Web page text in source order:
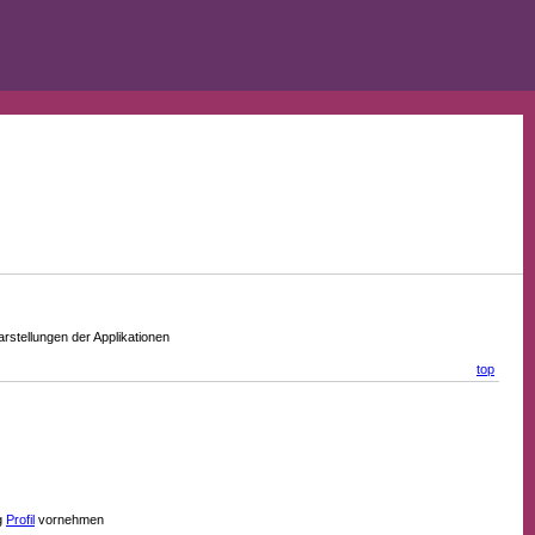
der Applikationen
top
Profil vornehmen